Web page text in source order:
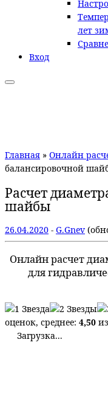
лет
Вход
Главная » Онлайн
балансировочной
Расчет
шайбы
26.04.2020 - G.Gnev
Онлайн расчет
для
оценок, среднее: 4,50
Загрузка...